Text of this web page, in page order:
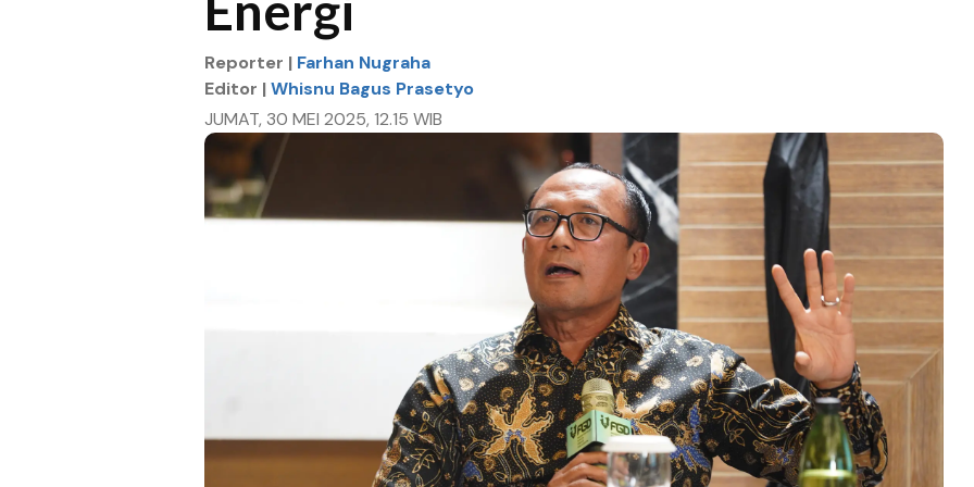
Reporter | Farhan Nugraha
Editor | Whisnu Bagus Prasetyo
JUMAT, 30 MEI 2025, 12.15 WIB